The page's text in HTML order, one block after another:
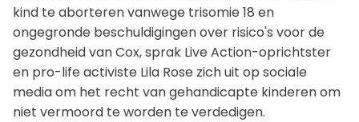
kind te aborteren vanwege trisomie 18 en
ongegronde beschuldigingen over risico's voor de
gezondheid van Cox, sprak Live Action-oprichtster
en pro-life activiste Lila Rose zich uit op sociale
media om het recht van gehandicapte kinderen om
niet vermoord te worden te verdedigen.